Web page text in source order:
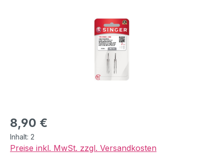
Regulärer Preis:
8,90 €
Inhalt: 2
Preise inkl. MwSt. zzgl. Versandkosten